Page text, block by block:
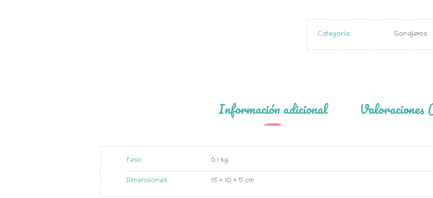
Categoría: Sonajeros
Información adicional
Peso 0.1 kg
Dimensiones 15 × 10 × 5 cm